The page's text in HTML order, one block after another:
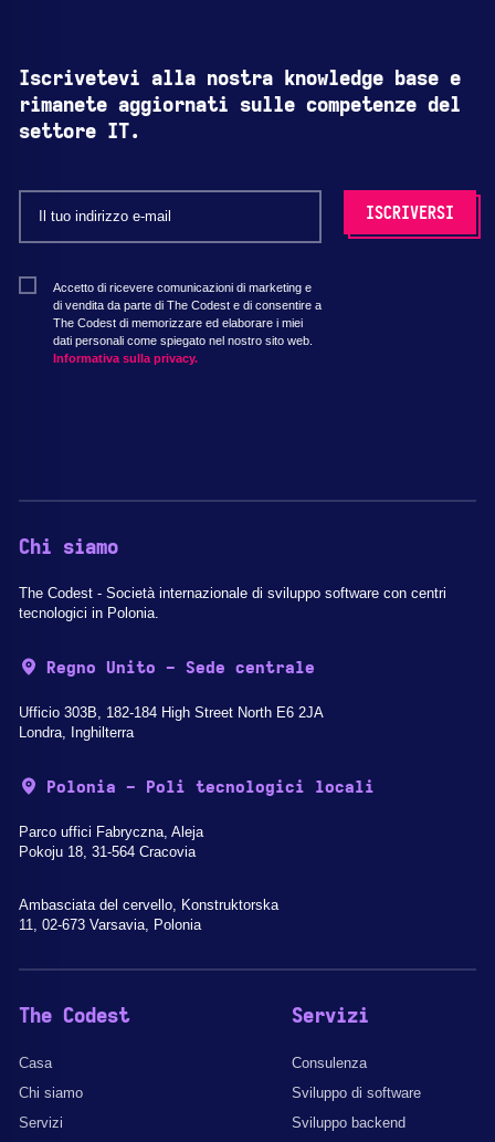
Iscrivetevi alla nostra knowledge base e
rimanete aggiornati sulle competenze del
settore IT.
Accetto di ricevere comunicazioni di marketing e
di vendita da parte di The Codest e di consentire a
The Codest di memorizzare ed elaborare i miei
dati personali come spiegato nel nostro sito web.
Informativa sulla privacy.
Chi siamo
The Codest - Società internazionale di sviluppo software con centri
tecnologici in Polonia.
Regno Unito - Sede centrale
Ufficio 303B, 182-184 High Street North E6 2JA
Londra, Inghilterra
Polonia - Poli tecnologici locali
Parco uffici Fabryczna, Aleja
Pokoju 18, 31-564 Cracovia
Ambasciata del cervello, Konstruktorska
11, 02-673 Varsavia, Polonia
The Codest
Casa
Chi siamo
Servizi
Servizi
Consulenza
Sviluppo di software
Sviluppo backend